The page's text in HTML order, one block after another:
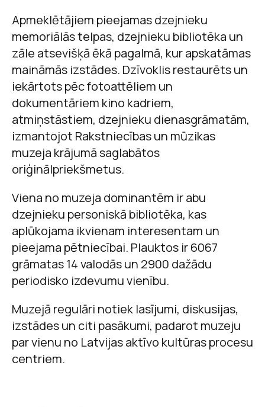
Apmeklētājiem pieejamas dzejnieku
memoriālās telpas, dzejnieku bibliotēka un
zāle atsevišķā ēkā pagalmā, kur apskatāmas
maināmās izstādes. Dzīvoklis restaurēts un
iekārtots pēc fotoattēliem un
dokumentāriem kino kadriem,
atmiņstāstiem, dzejnieku dienasgrāmatām,
izmantojot Rakstniecības un mūzikas
muzeja krājumā saglabātos
oriģinālpriekšmetus.
Viena no muzeja dominantēm ir abu
dzejnieku personiskā bibliotēka, kas
aplūkojama ikvienam interesentam un
pieejama pētniecībai. Plauktos ir 6067
grāmatas 14 valodās un 2900 dažādu
periodisko izdevumu vienību.
Muzejā regulāri notiek lasījumi, diskusijas,
izstādes un citi pasākumi, padarot muzeju
par vienu no Latvijas aktīvo kultūras procesu
centriem.